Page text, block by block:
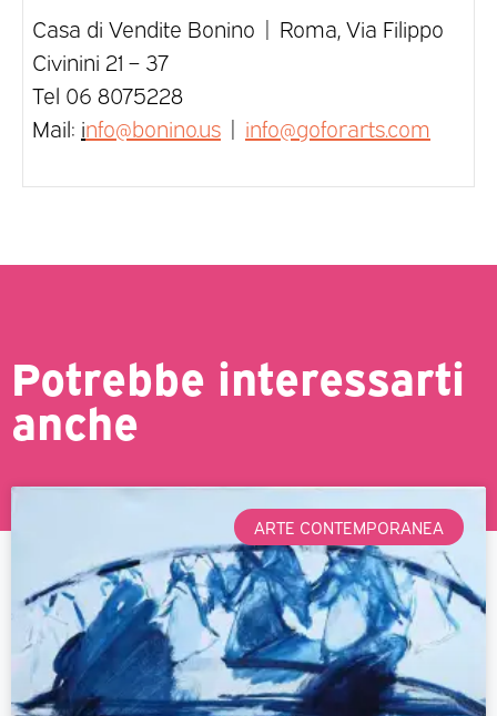
Casa di Vendite Bonino | Roma, Via Filippo
Civinini 21 – 37
Tel 06 8075228
Mail: info@bonino.us | info@goforarts.com
Potrebbe interessarti
anche
ARTE CONTEMPORANEA